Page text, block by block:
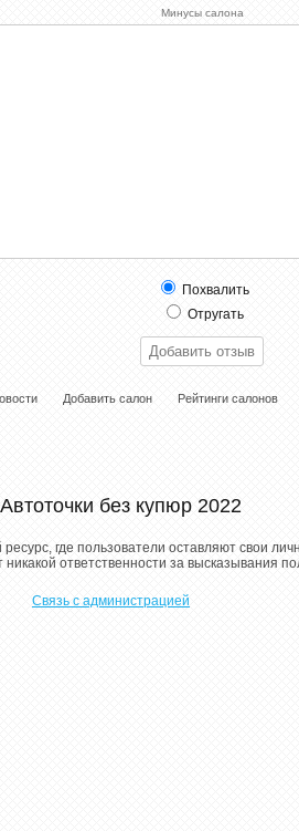
Минусы салона
Похвалить
Отругать
Добавить салон Рейтинги салонов
без купюр 2022
где пользователи оставляют свои
ответственности за высказывания
Связь с администрацией